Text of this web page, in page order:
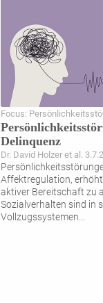
Focus:
Delinquenz
Dr. David Holzer et al.
Affektregulation,
aktiver Bereitschaft zu
Sozialverhalten sind in
Vollzugssystemen...